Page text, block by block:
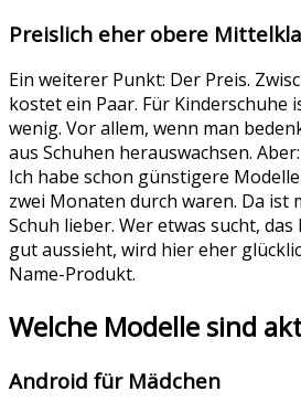
Preislich eher obere
Ein weiterer Punkt: Der Preis.
kostet ein Paar. Für Kinderschuhe
wenig. Vor allem, wenn man
aus Schuhen herauswachsen.
Ich habe schon günstigere
zwei Monaten durch waren. Da ist
Schuh lieber. Wer etwas sucht,
gut aussieht, wird hier eher
Name-Produkt.
Welche Modelle sind
Android für Mädchen